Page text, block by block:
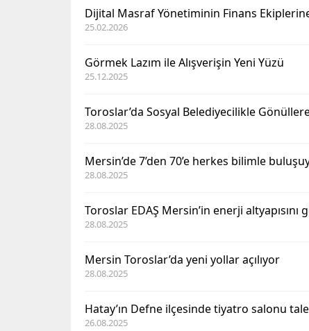
Dijital Masraf Yönetiminin Finans
25.02.2026
Görmek Lazım ile Alışverişin Yeni Yüzü
25.12.2025
Toroslar’da Sosyal Belediyecilikle
28.08.2025
Mersin’de 7’den 70’e herkes bilimle
28.08.2025
Toroslar EDAŞ Mersin’in enerji
28.08.2025
Mersin Toroslar’da yeni yollar açılıyor
28.08.2025
Hatay’ın Defne ilçesinde tiyatro salonu
26.08.2025